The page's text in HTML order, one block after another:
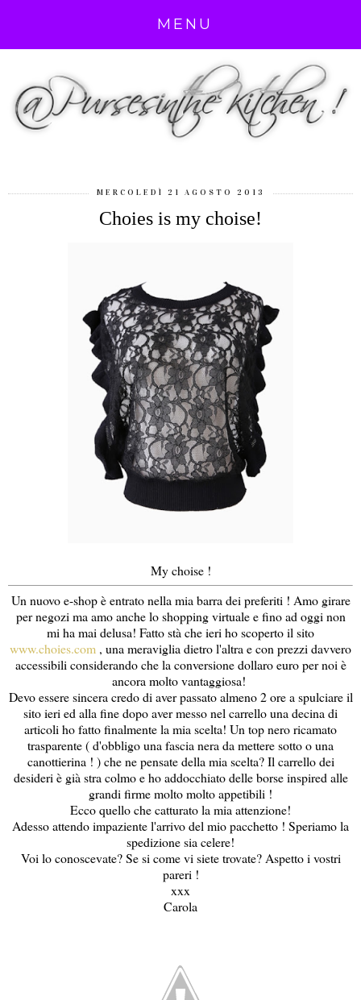
MENU
MERCOLEDÌ 21 AGOSTO 2013
Choies is my choise!
My choise !
Un nuovo e-shop è entrato nella mia barra dei preferiti ! Amo girare
per negozi ma amo anche lo shopping virtuale e fino ad oggi non
mi ha mai delusa! Fatto stà che ieri ho scoperto il sito
www.choies.com , una meraviglia dietro l'altra e con prezzi davvero
accessibili considerando che la conversione dollaro euro per noi è
ancora molto vantaggiosa!
Devo essere sincera credo di aver passato almeno 2 ore a spulciare il
sito ieri ed alla fine dopo aver messo nel carrello una decina di
articoli ho fatto finalmente la mia scelta! Un top nero ricamato
trasparente ( d'obbligo una fascia nera da mettere sotto o una
canottierina ! ) che ne pensate della mia scelta? Il carrello dei
desideri è già stra colmo e ho addocchiato delle borse inspired alle
grandi firme molto molto appetibili !
Ecco quello che catturato la mia attenzione!
Adesso attendo impaziente l'arrivo del mio pacchetto ! Speriamo la
spedizione sia celere!
Voi lo conoscevate? Se si come vi siete trovate? Aspetto i vostri
pareri !
xxx
Carola